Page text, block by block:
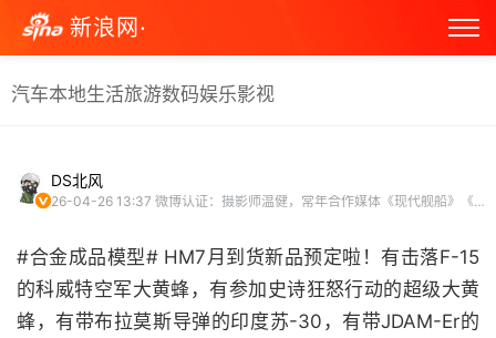
新浪网·
汽车本地生活旅游数码娱乐影视
DS北风
26-04-26 13:37 微博认证：摄影师温健，常年合作媒体《现代舰船》《兵工科技》 军事博主 微博原创视频博主
#合金成品模型# HM7月到货新品预定啦！有击落F-15
的科威特空军大黄蜂，有参加史诗狂怒行动的超级大黄
蜂，有带布拉莫斯导弹的印度苏-30，有带JDAM-Er的